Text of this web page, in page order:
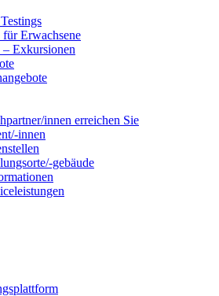
Erwachsene
– Exkursionen
innen erreichen Sie
innen
gebäude